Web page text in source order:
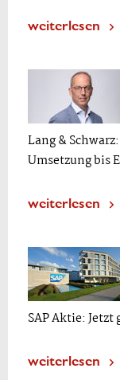
weiterlesen
Lang &
Umsetzung bis
weiterlesen
SAP Aktie: Jetzt
weiterlesen